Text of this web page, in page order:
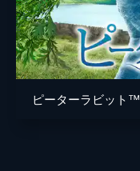
ピーターラビット™